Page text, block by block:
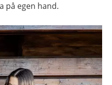
på egen hand.